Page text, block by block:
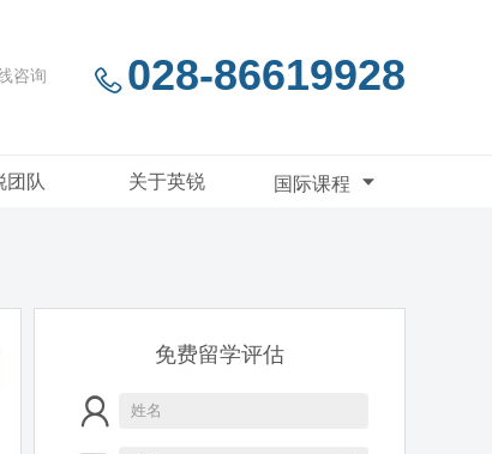
028-86619928
咨询
团队 关于英锐 国际课程
免费留学评估